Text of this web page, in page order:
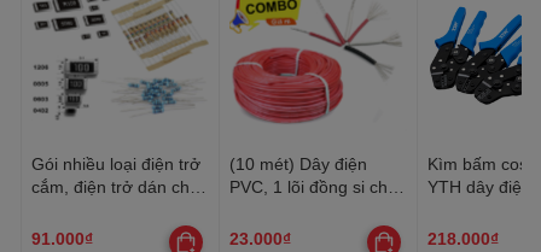
Gói nhiều loại điện trở
cắm, điện trở dán cho
91.000₫
(10 mét) Dây điện
PVC, 1 lõi đồng si chì,
22AWG
23.000₫
Kìm bấm cos
YTH dây điện
218.000₫